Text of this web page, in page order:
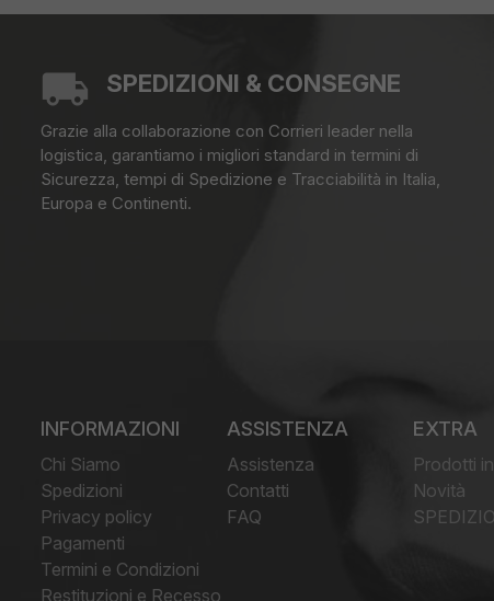
SPEDIZIONI & CONSEGNE
Grazie alla collaborazione con Corrieri leader nella
logistica, garantiamo i migliori standard in termini di
Sicurezza, tempi di Spedizione e Tracciabilità in Italia,
Europa e Continenti.
INFORMAZIONI
Chi Siamo
Spedizioni
Privacy policy
Pagamenti
Termini e Condizioni
Restituzioni e Recesso
ASSISTENZA
Assistenza
Contatti
FAQ
EXTRA
Prodotti
Novità